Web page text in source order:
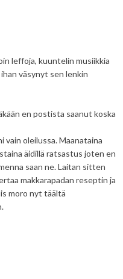
leffoja, kuuntelin musiikkia
väsynyt sen lenkin
en postista saanut koska
vain oleilussa. Maanataina
äidillä ratsastus joten en
saan ne. Laitan sitten
makkarapadan reseptin ja
moro nyt täältä